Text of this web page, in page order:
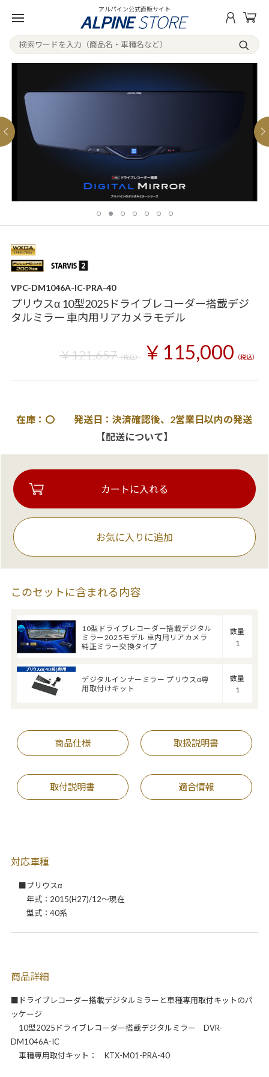
アルパイン公式直販サイト
VPC-DM1046A-IC-PRA-40
プリウスα 10型2025ドライブレコーダー搭載デジ
タルミラー 車内用リアカメラモデル
￥121,657（税込） ￥115,000 （税込）
在庫：〇 発送日：決済確認後、2営業日以内の発送
【配送について】
お気に入りに追加
このセットに含まれる内容
10型ドライブレコーダー搭載デジタル
ミラー2025モデル 車内用リアカメラ
純正ミラー交換タイプ
数量
1
デジタルインナーミラー プリウスα専
用取付けキット
数量
1
商品仕様 取扱説明書
取付説明書 適合情報
対応車種
■プリウスα
年式：2015(H27)/12～現在
型式：40系
商品詳細
■ドライブレコーダー搭載デジタルミラーと車種専用取付キットのパ
ッケージ
10型2025ドライブレコーダー搭載デジタルミラー DVR-
DM1046A-IC
車種専用取付キット： KTX-M01-PRA-40